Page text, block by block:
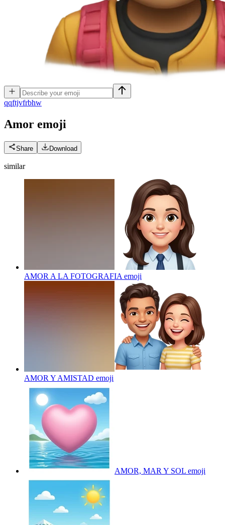
qqftjvfrbhw
Amor emoji
Share Download
similar
AMOR A LA FOTOGRAFIA emoji
AMOR Y AMISTAD emoji
AMOR, MAR Y SOL emoji